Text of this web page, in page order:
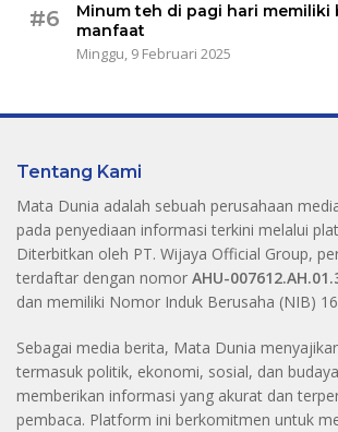
#6
Minum teh di pagi hari memiliki
manfaat
Minggu, 9 Februari 2025
Tentang Kami
Mata Dunia adalah sebuah perusahaan
pada penyediaan informasi terkini melalui
Diterbitkan oleh PT. Wijaya Official Group,
terdaftar dengan nomor AHU-
dan memiliki Nomor Induk Berusaha (NIB)
Sebagai media berita, Mata Dunia
termasuk politik, ekonomi, sosial, dan
memberikan informasi yang akurat dan
pembaca. Platform ini berkomitmen untuk